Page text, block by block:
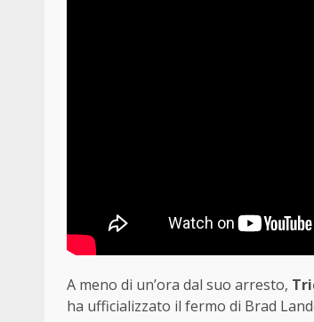
A meno di un’ora dal suo arresto,
ha ufficializzato il fermo di Brad